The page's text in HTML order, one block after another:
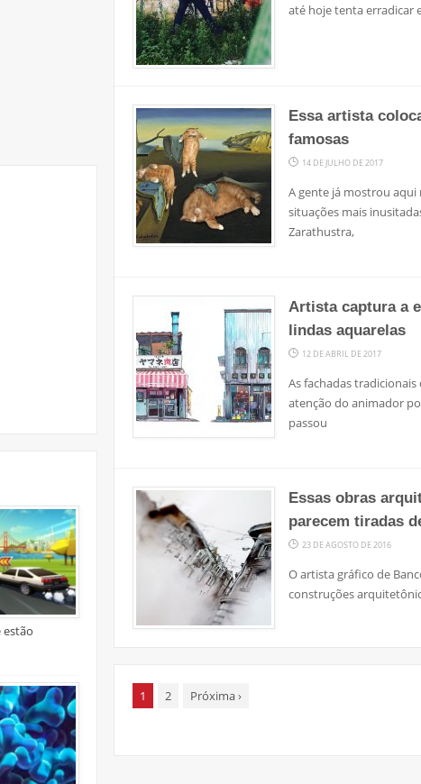
estão
até hoje tenta erradicar
Essa artista
famosas
14 DE JULHO DE 2017
A gente já mostrou aqui
situações mais
Zarathustra,
Artista captura a
lindas aquarelas
12 DE ABRIL DE 2017
As fachadas
atenção do animador
passou
Essas obras
parecem tiradas
23 DE AGOSTO DE 2016
O artista gráfico de
construções
1 2 Próxima›